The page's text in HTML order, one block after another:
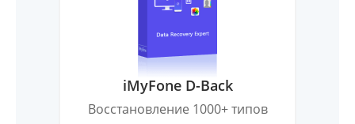
iMyFone D-Back
Восстановление 1000+ типов